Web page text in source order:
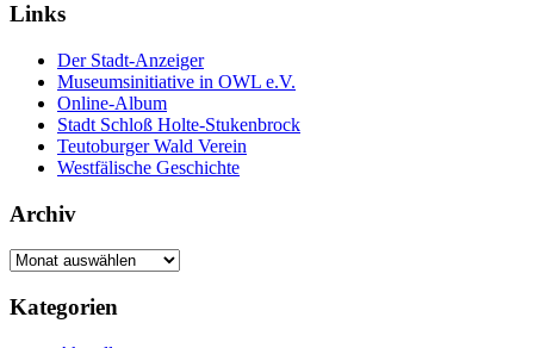
Links
Der Stadt-Anzeiger
Museumsinitiative in OWL e.V.
Online-Album
Stadt Schloß Holte-Stukenbrock
Teutoburger Wald Verein
Westfälische Geschichte
Archiv
Archiv
Kategorien